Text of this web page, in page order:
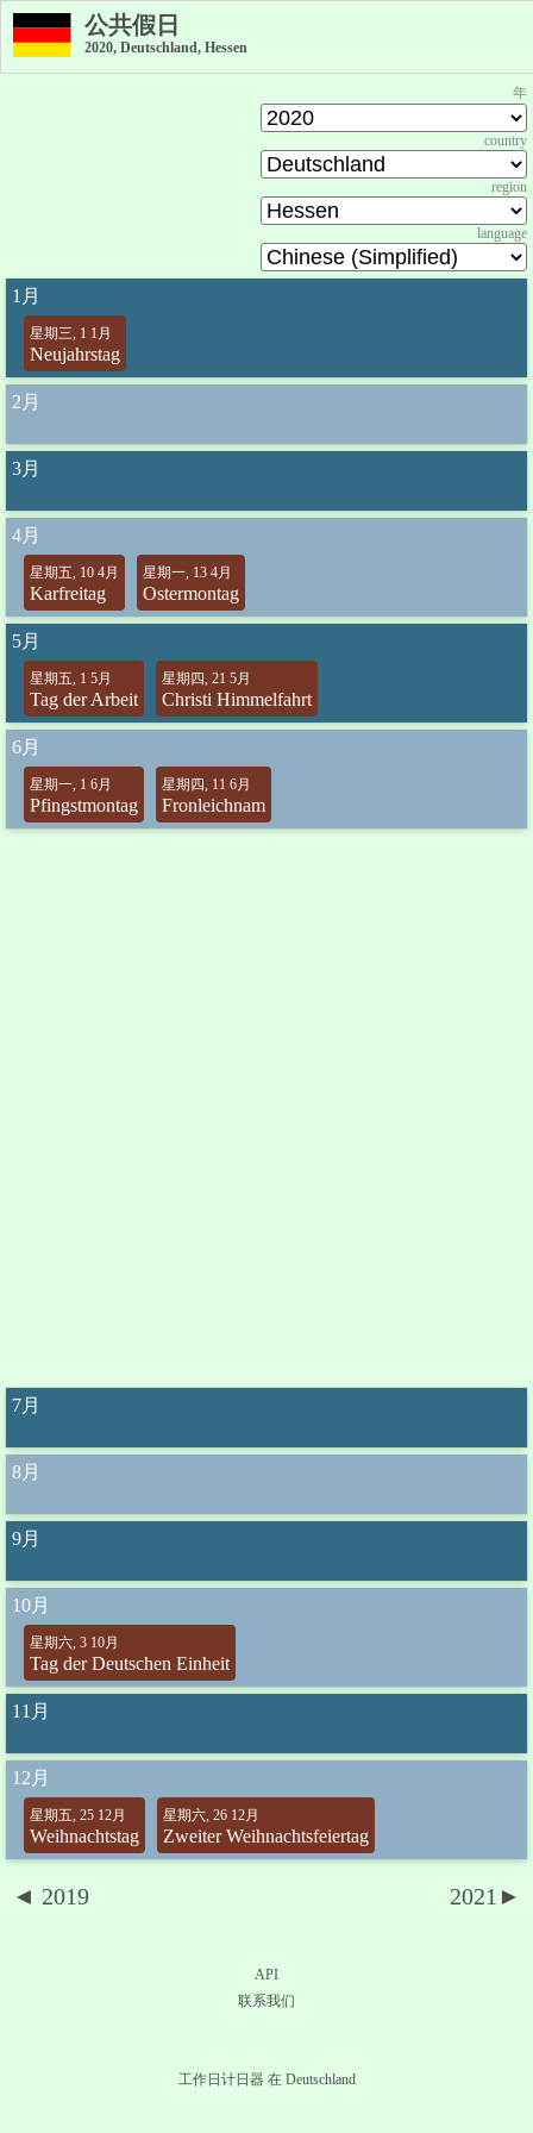
公共假日
2020, Deutschland, Hessen
年
country
region
language
1月
星期三, 1 1月
Neujahrstag
2月
3月
4月
星期五, 10 4月
Karfreitag
星期一, 13 4月
Ostermontag
5月
星期五, 1 5月
Tag der Arbeit
星期四, 21 5月
Christi Himmelfahrt
6月
星期一, 1 6月
Pfingstmontag
星期四, 11 6月
Fronleichnam
7月
8月
9月
10月
星期六, 3 10月
Tag der Deutschen Einheit
11月
12月
星期五, 25 12月
Weihnachtstag
星期六, 26 12月
Zweiter Weihnachtsfeiertag
◄ 2019 2021►
API
联系我们
工作日计日器 在 Deutschland